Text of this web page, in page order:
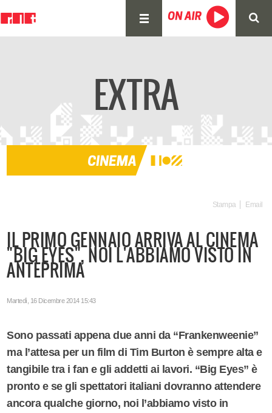
EXTRA
Stampa Email
IL PRIMO GENNAIO ARRIVA AL CINEMA
"BIG EYES", NOI L'ABBIAMO VISTO IN
ANTEPRIMA
Martedì, 16 Dicembre 2014 15:43
Sono passati appena due anni da “Frankenweenie”
ma l’attesa per un film di Tim Burton è sempre alta e
tangibile tra i fan e gli addetti ai lavori. “Big Eyes” è
pronto e se gli spettatori italiani dovranno attendere
ancora qualche giorno, noi l’abbiamo visto in